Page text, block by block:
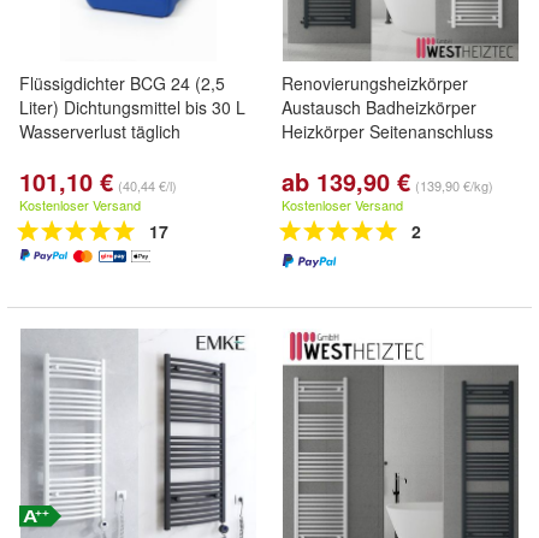
Flüssigdichter BCG 24 (2,5
Liter) Dichtungsmittel bis 30 L
Wasserverlust täglich
101,10 € (40,44 €/l)
Kostenloser Versand
17
Renovierungsheizkörper
Austausch Badheizkörper
Heizkörper Seitenanschluss
ab 139,90 € (139,90 €/kg)
Kostenloser Versand
2